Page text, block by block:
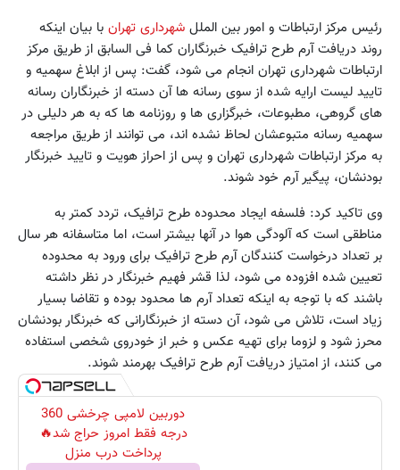
رئیس مرکز ارتباطات و امور بین الملل شهرداری تهران با بیان اینکه
روند دریافت آرم طرح ترافیک خبرنگاران کما فی السابق از طریق مرکز
ارتباطات شهرداری تهران انجام می شود، گفت: پس از ابلاغ سهمیه و
تایید لیست ارایه شده از سوی رسانه ها آن دسته از خبرنگاران رسانه
های گروهی، مطبوعات، خبرگزاری ها و روزنامه ها که به هر دلیلی در
سهمیه رسانه متبوعشان لحاظ نشده اند، می توانند از طریق مراجعه
به مرکز ارتباطات شهرداری تهران و پس از احراز هویت و تایید خبرنگار
بودنشان، پیگیر آرم خود شوند.
وی تاکید کرد: فلسفه ایجاد محدوده طرح ترافیک، تردد کمتر به
مناطقی است که آلودگی هوا در آنها بیشتر است، اما متاسفانه هر سال
بر تعداد درخواست کنندگان آرم طرح ترافیک برای ورود به محدوده
تعیین شده افزوده می شود، لذا قشر فهیم خبرنگار در نظر داشته
باشند که با توجه به اینکه تعداد آرم ها محدود بوده و تقاضا بسیار
زیاد است، تلاش می شود، آن دسته از خبرنگارانی که خبرنگار بودنشان
محرز شود و لزوما برای تهیه عکس و خبر از خودروی شخصی استفاده
می کنند، از امتیاز دریافت آرم طرح ترافیک بهرمند شوند.
دوربین لامپی چرخشی 360
درجه فقط امروز حراج شد🔥
پرداخت درب منزل